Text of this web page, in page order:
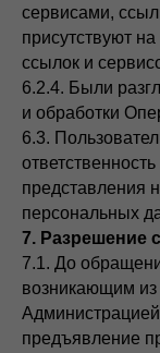
сервисами,
присутствуют
ссылок и
6.2.4. Были
и обработки
6.3.
представления
персональных
7. Разрешение
7.1. До
возникающим
предъявление